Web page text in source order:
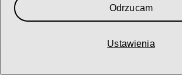
Szczegółowe informacje dotyczące
przysługujących Ci uprawnień, informacje
ustawieniami prywatności, znajdują się w
Odrzucam
Ustawienia